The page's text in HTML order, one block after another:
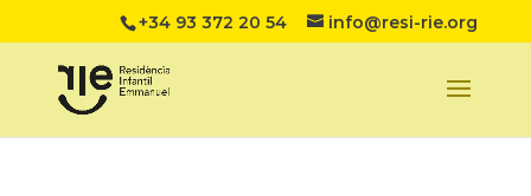
+34 93 372 20 54 info@resi-rie.org